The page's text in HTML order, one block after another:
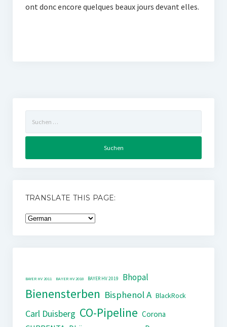
ont donc encore quelques beaux jours devant elles.
nach:
TRANSLATE THIS PAGE:
BAYER HV 2011 BAYER HV 2018 BAYER HV 2019 Bhopal
Bienensterben Bisphenol A BlackRock
Carl Duisberg CO-Pipeline Corona